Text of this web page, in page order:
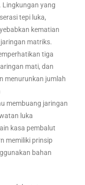
Lingkungan yang
tepi luka,
kematian
matriks.
tiga
mati, dan
menurunkan jumlah
membuang jaringan
luka
kasa pembalut
memiliki prinsip
bahan